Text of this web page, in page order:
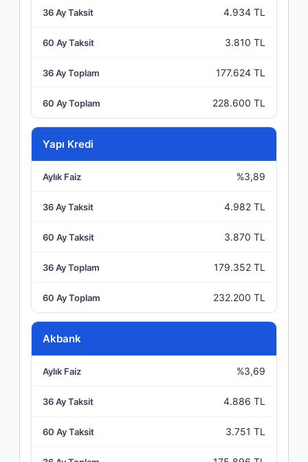
4.934 TL
3.810 TL
177.624 TL
228.600 TL
Yapı Kredi
%3,89
4.982 TL
3.870 TL
179.352 TL
232.200 TL
Akbank
%3,69
4.886 TL
3.751 TL